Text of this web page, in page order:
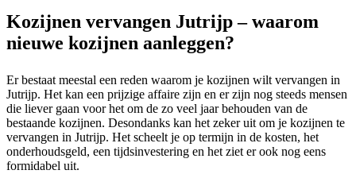
Kozijnen vervangen Jutrijp – waarom
nieuwe kozijnen aanleggen?
Er bestaat meestal een reden waarom je kozijnen wilt vervangen in
Jutrijp. Het kan een prijzige affaire zijn en er zijn nog steeds mensen
die liever gaan voor het om de zo veel jaar behouden van de
bestaande kozijnen. Desondanks kan het zeker uit om je kozijnen te
vervangen in Jutrijp. Het scheelt je op termijn in de kosten, het
onderhoudsgeld, een tijdsinvestering en het ziet er ook nog eens
formidabel uit.